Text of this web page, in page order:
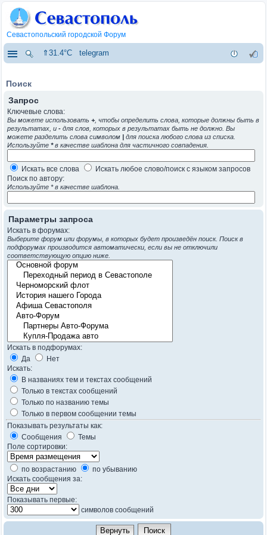
Севастопольский городской Форум
⇑31.4°C telegram
Поиск
Запрос
Ключевые слова:
Вы можете использовать +, чтобы определить слова, которые должны быть в
результатах, и - для слов, которых в результатах быть не должно. Вы
можете разделить слова символом | для поиска любого слова из списка.
Используйте *в качестве шаблона для частичного совпадения.
Искать все слова
Искать любое слово/поиск с языком запросов
Поиск по автору:
Используйте * в качестве шаблона.
Параметры запроса
Искать в форумах:
Выберите форум или форумы, в которых будет произведён поиск. Поиск в
подфорумах производится автоматически, если вы не отключили
соответствующую опцию ниже.
Искать в подфорумах:
Да
Нет
Искать:
В названиях тем и текстах сообщений
Только в текстах сообщений
Только по названию темы
Только в первом сообщении темы
Показывать результаты как:
Сообщения
Темы
Поле сортировки:
по возрастанию
по убыванию
Искать сообщения за:
Показывать первые:
символов сообщений